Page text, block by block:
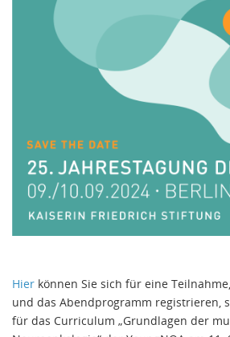
Hier können Sie sich für eine
und das Abendprogramm registrieren,
für das Curriculum „Grundlagen der